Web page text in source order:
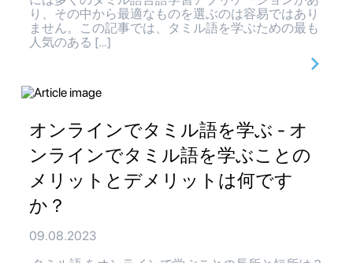
り、その中から最適なものを選ぶのは容易ではあり
ません。この記事では、タミル語を学ぶための最も
人気のある […]
オンラインでタミル語を学ぶ - オ
ンラインでタミル語を学ぶことの
メリットとデメリットは何です
か？
09.08.2023